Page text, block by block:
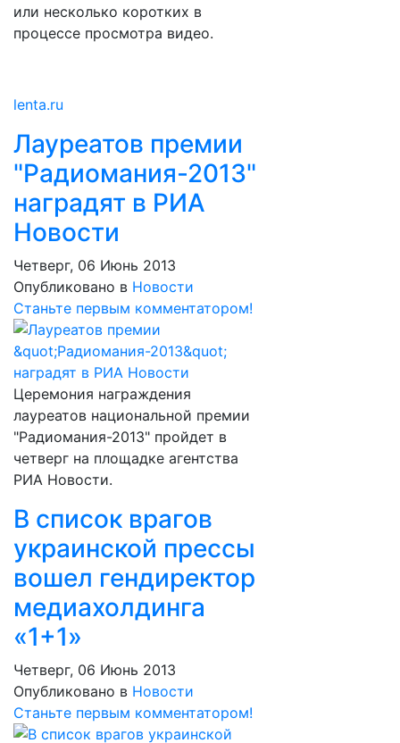
или несколько коротких в
процессе просмотра видео.
lenta.ru
Лауреатов премии
"Радиомания-2013"
наградят в РИА
Новости
Четверг, 06 Июнь 2013
Опубликовано в Новости
Станьте первым комментатором!
Церемония награждения
лауреатов национальной премии
"Радиомания-2013" пройдет в
четверг на площадке агентства
РИА Новости.
В список врагов
украинской прессы
вошел гендиректор
медиахолдинга
«1+1»
Четверг, 06 Июнь 2013
Опубликовано в Новости
Станьте первым комментатором!